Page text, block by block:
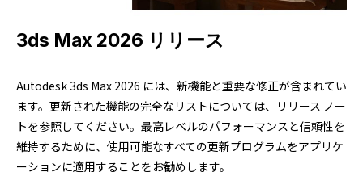
ソフトウェアサポート
CGWORLD.jp
刊行順
ゲーム/CG
アート/イラスト
映像/映画/アニメ
プログラミング/ウェブ
有料セミナー
無料セミナー
トレーニング
チュートリアル
3ds Max 2026 リリース
Autodesk 3ds Max 2026 には、新機能と重要な修正が含まれてい
ます。更新された機能の完全なリストについては、リリース ノー
トを参照してください。最高レベルのパフォーマンスと信頼性を
維持するために、使用可能なすべての更新プログラムをアプリケ
ーションに適用することをお勧めします。